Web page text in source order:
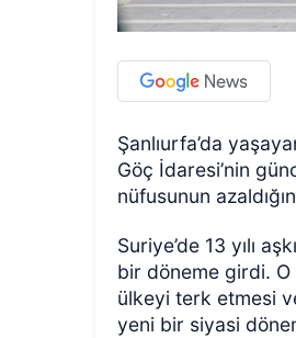
Şanlıurfa’da
Göç İdaresi’nin
nüfusunun
Suriye’de 13 yılı
bir döneme girdi. O
ülkeyi terk etmesi
yeni bir siyasi